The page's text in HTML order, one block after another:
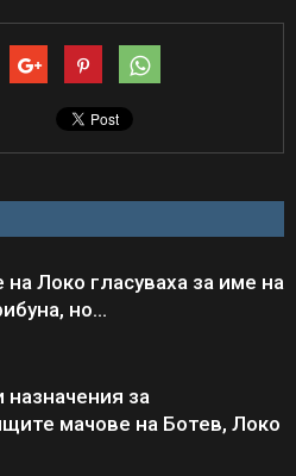
Локо гласуваха за име на
но…
за
мачове на Ботев, Локо